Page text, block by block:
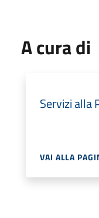
A cura di
Servizi alla
VAI ALLA